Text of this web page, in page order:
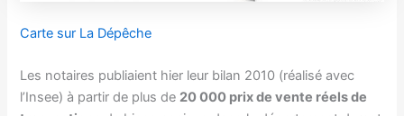
Carte sur La Dépêche
Les notaires publiaient hier leur bilan 2010 (réalisé avec
l’Insee) à partir de plus de 20 000 prix de vente réels de